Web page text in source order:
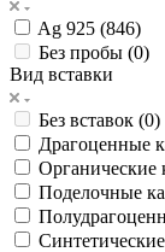
Ag 925 (846)
Без пробы (0)
Вид вставки
Без вставок (0)
Драгоценные
Органические
Поделочные